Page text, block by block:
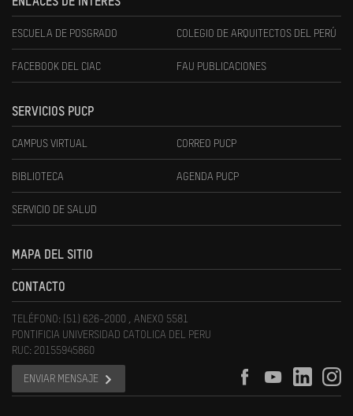
ESCUELA DE POSGRADO COLEGIO DE ARQUITECTOS DEL PERÚ
FACEBOOK DEL CIAC FAU PUBLICACIONES
SERVICIOS PUCP
CAMPUS VIRTUAL CORREO PUCP
BIBLIOTECA AGENDA PUCP
SERVICIO DE SALUD
MAPA DEL SITIO
CONTACTO
TELÉFONO: (51) 626-2000 , ANEXO 5581
PONTIFICIA UNIVERSIDAD CATOLICA DEL PERU
RUC: 20155945860
ENVIAR MENSAJE